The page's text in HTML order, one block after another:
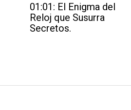
01:01: El Enigma del
Reloj que Susurra
Secretos.